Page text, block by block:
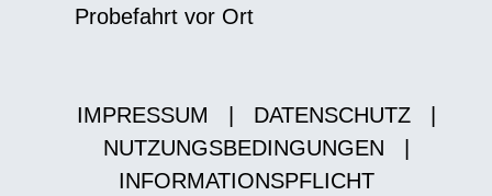
Probefahrt vor Ort
IMPRESSUM DATENSCHUTZ
NUTZUNGSBEDINGUNGEN
INFORMATIONSPFLICHT